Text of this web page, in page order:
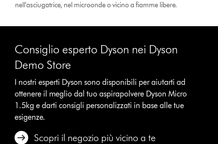
nell'asciugatrice, nel microonde o vicino a fiamme libere.
Consiglio esperto Dyson nei Dyson
Demo Store
I nostri esperti Dyson sono disponibili per aiutarti ad
ottenere il meglio dal tuo aspirapolvere Dyson Micro
1.5kg e darti consigli personalizzati in base alle tue
esigenze.
Scopri il negozio più vicino a te